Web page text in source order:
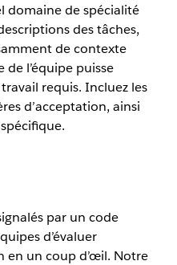
domaine de spécialité
des tâches,
de contexte
l’équipe puisse
requis. Incluez les
d’acceptation, ainsi
par un code
d’évaluer
en un coup d’œil. Notre